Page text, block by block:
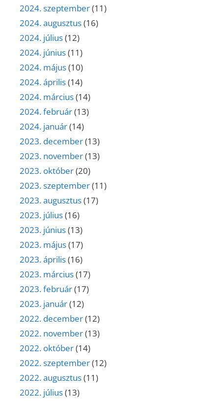
2024. szeptember(11)
2024. augusztus(16)
2024. július(12)
2024. június(11)
2024. május(10)
2024. április(14)
2024. március(14)
2024. február(13)
2024. január(14)
2023. december(13)
2023. november(13)
2023. október(20)
2023. szeptember(11)
2023. augusztus(17)
2023. július(16)
2023. június(13)
2023. május(17)
2023. április(16)
2023. március(17)
2023. február(17)
2023. január(12)
2022. december(12)
2022. november(13)
2022. október(14)
2022. szeptember(12)
2022. augusztus(11)
2022. július(13)